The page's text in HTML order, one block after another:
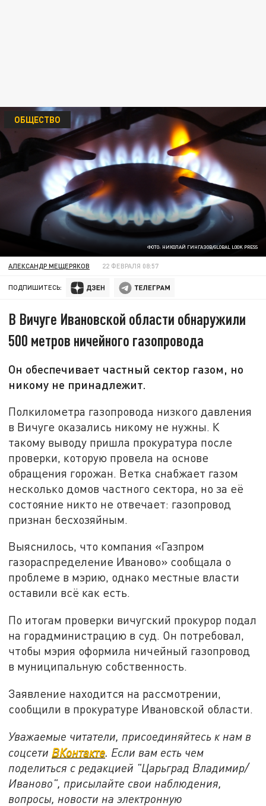
ФОТО: НИКОЛАЙ ГИНГАЗОВ/GLOBAL LOOK PRESS
ОБЩЕСТВО
АЛЕКСАНДР МЕЩЕРЯКОВ 22 ФЕВРАЛЯ 08:57
ПОДПИШИТЕСЬ:
В Вичуге Ивановской области обнаружили
500 метров ничейного газопровода
Он обеспечивает частный сектор газом, но
никому не принадлежит.
Полкилометра газопровода низкого давления
в Вичуге оказались никому не нужны. К
такому выводу пришла прокуратура после
проверки, которую провела на основе
обращения горожан. Ветка снабжает газом
несколько домов частного сектора, но за её
состояние никто не отвечает: газопровод
признан бесхозяйным.
Выяснилось, что компания «Газпром
газораспределение Иваново» сообщала о
проблеме в мэрию, однако местные власти
оставили всё как есть.
По итогам проверки вичугский прокурор подал
на горадминистрацию в суд. Он потребовал,
чтобы мэрия оформила ничейный газопровод
в муниципальную собственность.
Заявление находится на рассмотрении,
сообщили в прокуратуре Ивановской области.
Уважаемые читатели, присоединяйтесь к нам в
соцсети ВКонтакте . Если вам есть чем
поделиться с редакцией "Царьград Владимир/
Иваново", присылайте свои наблюдения,
вопросы, новости на электронную